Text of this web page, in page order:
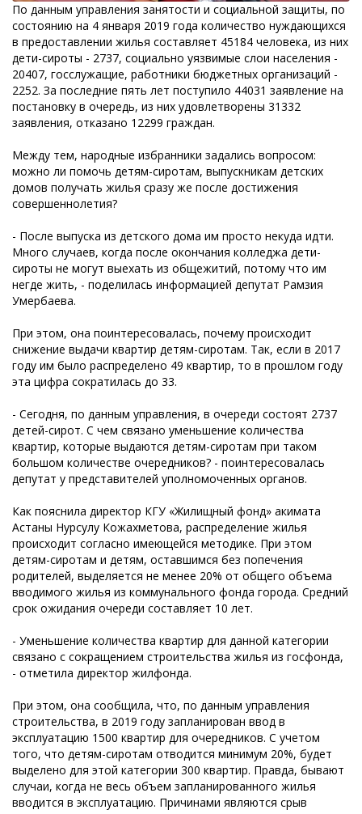
По данным управления занятости и социальной защиты, по
состоянию на 4 января 2019 года количество нуждающихся
в предоставлении жилья составляет 45184 человека, из них
дети-сироты - 2737, социально уязвимые слои населения -
20407, госслужащие, работники бюджетных организаций -
2252. За последние пять лет поступило 44031 заявление на
постановку в очередь, из них удовлетворены 31332
заявления, отказано 12299 граждан.
Между тем, народные избранники задались вопросом:
можно ли помочь детям-сиротам, выпускникам детских
домов получать жилья сразу же после достижения
совершеннолетия?
- После выпуска из детского дома им просто некуда идти.
Много случаев, когда после окончания колледжа дети-
сироты не могут выехать из общежитий, потому что им
негде жить, - поделилась информацией депутат Рамзия
Умербаева.
При этом, она поинтересовалась, почему происходит
снижение выдачи квартир детям-сиротам. Так, если в 2017
году им было распределено 49 квартир, то в прошлом году
эта цифра сократилась до 33.
- Сегодня, по данным управления, в очереди состоят 2737
детей-сирот. С чем связано уменьшение количества
квартир, которые выдаются детям-сиротам при таком
большом количестве очередников? - поинтересовалась
депутат у представителей уполномоченных органов.
Как пояснила директор КГУ «Жилищный фонд» акимата
Астаны Нурсулу Кожахметова, распределение жилья
происходит согласно имеющейся методике. При этом
детям-сиротам и детям, оставшимся без попечения
родителей, выделяется не менее 20% от общего объема
вводимого жилья из коммунального фонда города. Средний
срок ожидания очереди составляет 10 лет.
- Уменьшение количества квартир для данной категории
связано с сокращением строительства жилья из госфонда,
- отметила директор жилфонда.
При этом, она сообщила, что, по данным управления
строительства, в 2019 году запланирован ввод в
эксплуатацию 1500 квартир для очередников. С учетом
того, что детям-сиротам отводится минимум 20%, будет
выделено для этой категории 300 квартир. Правда, бывают
случаи, когда не весь объем запланированного жилья
вводится в эксплуатацию. Причинами являются срыв